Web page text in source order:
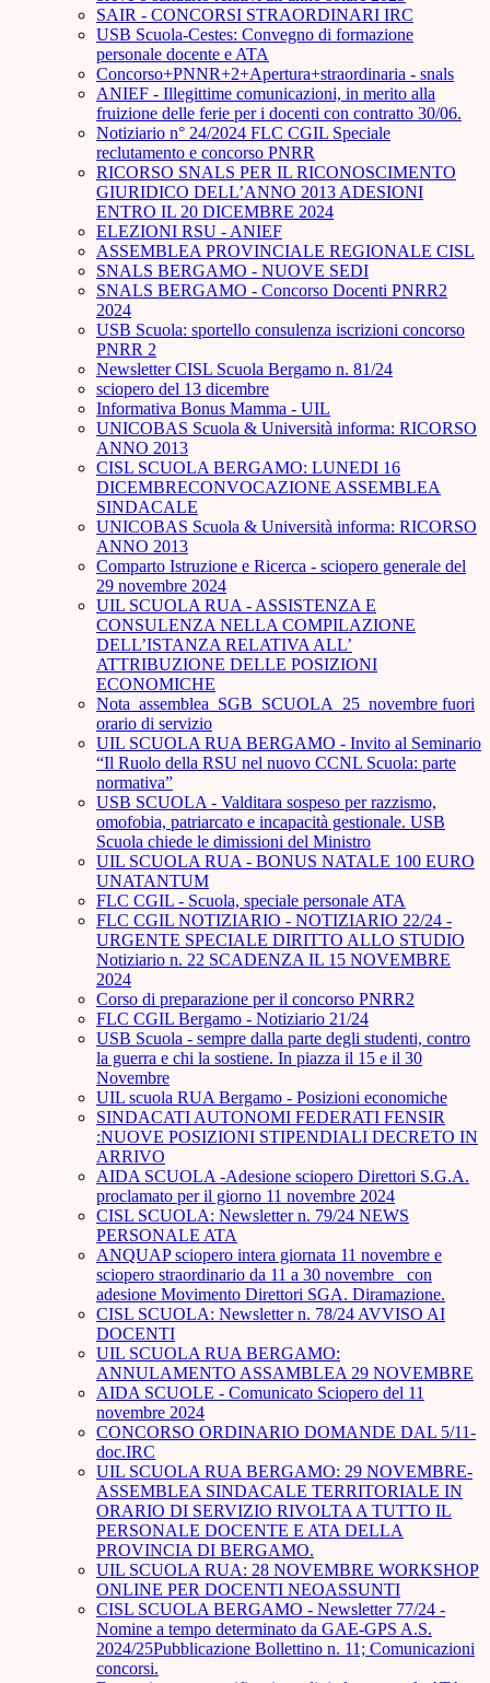
SAIR - CONCORSI STRAORDINARI IRC
USB Scuola-Cestes: Convegno di formazione
personale docente e ATA
Concorso+PNNR+2+Apertura+straordinaria - snals
ANIEF - Illegittime comunicazioni, in merito alla
fruizione delle ferie per i docenti con contratto 30/06.
Notiziario n° 24/2024 FLC CGIL Speciale
reclutamento e concorso PNRR
RICORSO SNALS PER IL RICONOSCIMENTO
GIURIDICO DELL’ANNO 2013 ADESIONI
ENTRO IL 20 DICEMBRE 2024
ELEZIONI RSU - ANIEF
ASSEMBLEA PROVINCIALE REGIONALE CISL
SNALS BERGAMO - NUOVE SEDI
SNALS BERGAMO - Concorso Docenti PNRR2
2024
USB Scuola: sportello consulenza iscrizioni concorso
PNRR 2
Newsletter CISL Scuola Bergamo n. 81/24
sciopero del 13 dicembre
Informativa Bonus Mamma - UIL
UNICOBAS Scuola & Università informa: RICORSO
ANNO 2013
CISL SCUOLA BERGAMO: LUNEDI 16
DICEMBRECONVOCAZIONE ASSEMBLEA
SINDACALE
UNICOBAS Scuola & Università informa: RICORSO
ANNO 2013
Comparto Istruzione e Ricerca - sciopero generale del
29 novembre 2024
UIL SCUOLA RUA - ASSISTENZA E
CONSULENZA NELLA COMPILAZIONE
DELL’ISTANZA RELATIVA ALL’
ATTRIBUZIONE DELLE POSIZIONI
ECONOMICHE
Nota_assemblea_SGB_SCUOLA_25_novembre fuori
orario di servizio
UIL SCUOLA RUA BERGAMO - Invito al Seminario
“Il Ruolo della RSU nel nuovo CCNL Scuola: parte
normativa”
USB SCUOLA - Valditara sospeso per razzismo,
omofobia, patriarcato e incapacità gestionale. USB
Scuola chiede le dimissioni del Ministro
UIL SCUOLA RUA - BONUS NATALE 100 EURO
UNATANTUM
FLC CGIL - Scuola, speciale personale ATA
FLC CGIL NOTIZIARIO - NOTIZIARIO 22/24 -
URGENTE SPECIALE DIRITTO ALLO STUDIO
Notiziario n. 22 SCADENZA IL 15 NOVEMBRE
2024
Corso di preparazione per il concorso PNRR2
FLC CGIL Bergamo - Notiziario 21/24
USB Scuola - sempre dalla parte degli studenti, contro
la guerra e chi la sostiene. In piazza il 15 e il 30
Novembre
UIL scuola RUA Bergamo - Posizioni economiche
SINDACATI AUTONOMI FEDERATI FENSIR
:NUOVE POSIZIONI STIPENDIALI DECRETO IN
ARRIVO
AIDA SCUOLA -Adesione sciopero Direttori S.G.A.
proclamato per il giorno 11 novembre 2024
CISL SCUOLA: Newsletter n. 79/24 NEWS
PERSONALE ATA
ANQUAP sciopero intera giornata 11 novembre e
sciopero straordinario da 11 a 30 novembre_ con
adesione Movimento Direttori SGA. Diramazione.
CISL SCUOLA: Newsletter n. 78/24 AVVISO AI
DOCENTI
UIL SCUOLA RUA BERGAMO:
ANNULAMENTO ASSAMBLEA 29 NOVEMBRE
AIDA SCUOLE - Comunicato Sciopero del 11
novembre 2024
CONCORSO ORDINARIO DOMANDE DAL 5/11-
doc.IRC
UIL SCUOLA RUA BERGAMO: 29 NOVEMBRE-
ASSEMBLEA SINDACALE TERRITORIALE IN
ORARIO DI SERVIZIO RIVOLTA A TUTTO IL
PERSONALE DOCENTE E ATA DELLA
PROVINCIA DI BERGAMO.
UIL SCUOLA RUA: 28 NOVEMBRE WORKSHOP
ONLINE PER DOCENTI NEOASSUNTI
CISL SCUOLA BERGAMO - Newsletter 77/24 -
Nomine a tempo determinato da GAE-GPS A.S.
2024/25Pubblicazione Bollettino n. 11; Comunicazioni
concorsi.